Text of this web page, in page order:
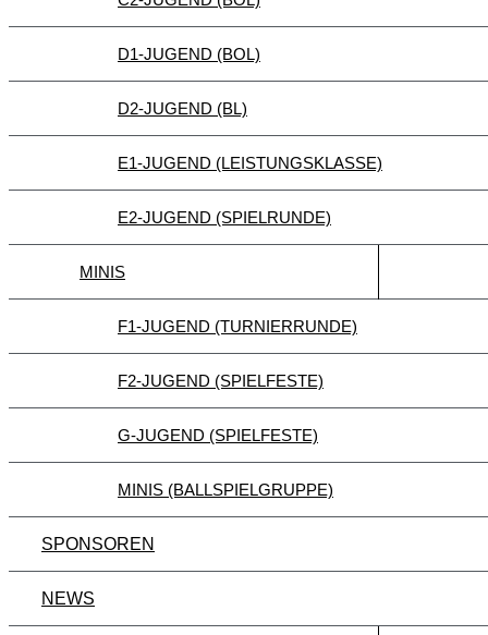
D1-JUGEND (BOL)
D2-JUGEND (BL)
E1-JUGEND (LEISTUNGSKLASSE)
E2-JUGEND (SPIELRUNDE)
MINIS
F1-JUGEND (TURNIERRUNDE)
F2-JUGEND (SPIELFESTE)
G-JUGEND (SPIELFESTE)
MINIS (BALLSPIELGRUPPE)
SPONSOREN
NEWS